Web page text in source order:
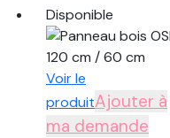
Disponible
Voir le
produitAjouter à
ma demande